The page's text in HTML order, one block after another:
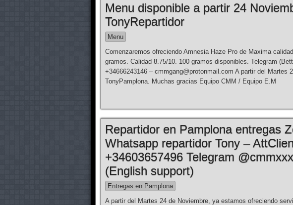
Menu disponible a partir 24
TonyRepartidor
Menu
Comenzaremos ofreciendo Amnesia Haze Pro de Maxima
gramos. Calidad 8.75/10. 100 gramos disponibles. Telegram
+34666243146 – cmmgang@protonmail.com A partir del Martes
TonyPamplona. Muchas gracias Equipo CMM / Equipo E.M
Repartidor en Pamplona entregas
Whatsapp repartidor Tony –
+34603657496 Telegram
(English support)
Entregas en Pamplona
A partir del Martes 24 de Noviembre, ya estamos ofreciendo